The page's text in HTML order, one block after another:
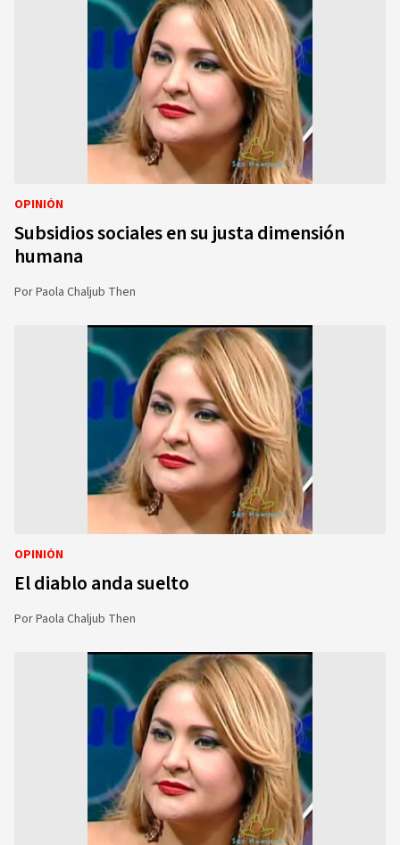
OPINIÓN
Subsidios sociales en su justa dimensión
humana
PorPaola Chaljub Then
OPINIÓN
El diablo anda suelto
PorPaola Chaljub Then